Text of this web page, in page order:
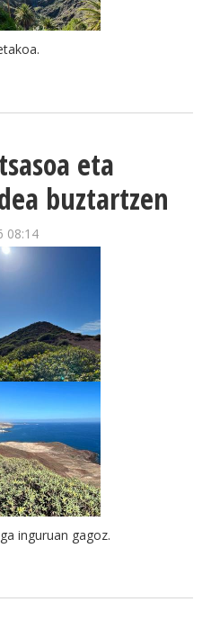
eta
buztartzen
08:14
inguruan gagoz.